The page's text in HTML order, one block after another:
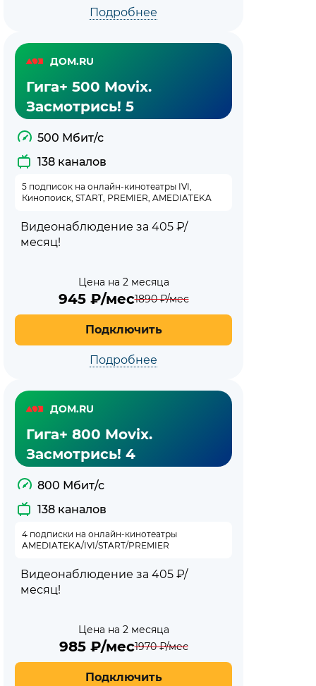
Подробнее
ДОМ.RU
Гига+ 500 Movix.
Засмотрись! 5
500 Мбит/с
138 каналов
5 подписок на онлайн-кинотеатры IVI,
Кинопоиск, START, PREMIER, AMEDIATEKA
Видеонаблюдение за 405 ₽/
месяц!
Цена на 2 месяца
945₽/мес1890₽/мес
Подключить
Подробнее
ДОМ.RU
Гига+ 800 Movix.
Засмотрись! 4
800 Мбит/с
138 каналов
4 подписки на онлайн-кинотеатры
AMEDIATEKA/IVI/START/PREMIER
Видеонаблюдение за 405 ₽/
месяц!
Цена на 2 месяца
985₽/мес1970₽/мес
Подключить